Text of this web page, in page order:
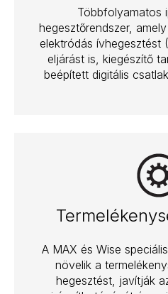
Többfolyamatos
hegesztőrendszer,
elektródás ívhegesztést
eljárást is, kiegészítő
beépített digitális
A MAX és Wise
növelik a
hegesztést, javítják